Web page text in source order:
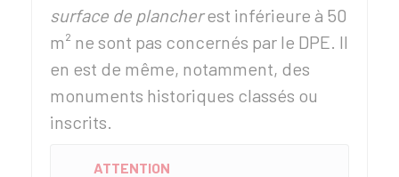
surface de plancherest inférieure à 50
m² ne sont pas concernés par le DPE. Il
en est de même, notamment, des
monuments historiques classés ou
inscrits.
ATTENTION